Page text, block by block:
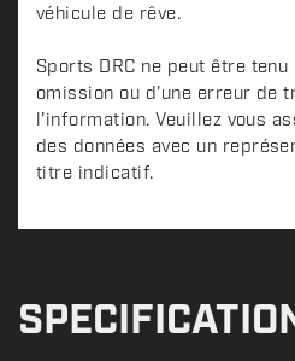
véhicule de rêve.
Sports DRC ne peut être
omission ou d'une erreur de
l'information. Veuillez vous
des données avec un
titre indicatif.